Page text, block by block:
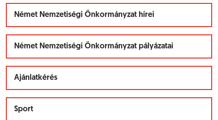
Német Nemzetiségi Önkormányzat hírei
Német Nemzetiségi Önkormányzat pályázatai
Ajánlatkérés
Sport